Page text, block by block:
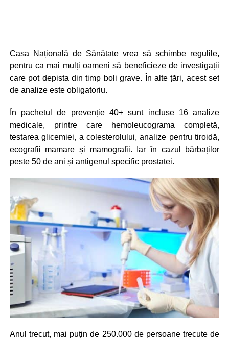
Casa Națională de Sănătate vrea să schimbe regulile,
pentru ca mai mulți oameni să beneficieze de investigații
care pot depista din timp boli grave. În alte țări, acest set
de analize este obligatoriu.
În pachetul de prevenție 40+ sunt incluse 16 analize
medicale, printre care hemoleucograma completă,
testarea glicemiei, a colesterolului, analize pentru tiroidă,
ecografii mamare și mamografii. Iar în cazul bărbaților
peste 50 de ani și antigenul specific prostatei.
Anul trecut, mai puțin de 250.000 de persoane trecute de